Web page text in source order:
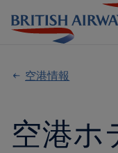
空港情報
空港ホ